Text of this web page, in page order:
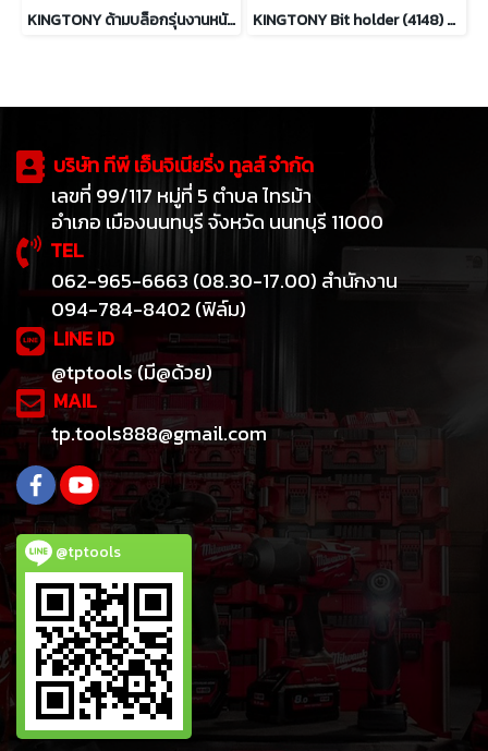
KINGTONY ด้ามบล็อกรุ่นงานหนัก 1/2” ความยาว 18นิ้ว และ 24นิ้ว KINGTONY Bit holder (4148) หัวไขควงตอก 1/2” drive bit holders
บริษัท ทีพี เอ็นจิเนียริ่ง ทูลส์ จำกัด
เลขที่ 99/117 หมู่ที่ 5 ตำบล ไทรม้า
อำเภอ เมืองนนทบุรี จังหวัด นนทบุรี 11000
TEL
062-965-6663 (08.30-17.00) สำนักงาน
094-784-8402 (ฟิล์ม)
LINE ID
@tptools (มี@ด้วย)
MAIL
tp.tools888@gmail.com
@tptools